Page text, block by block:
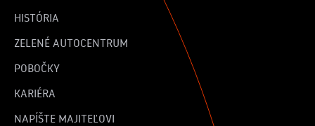
HISTÓRIA
ZELENÉ AUTOCENTRUM
POBOČKY
KARIÉRA
NAPÍŠTE MAJITEĽOVI